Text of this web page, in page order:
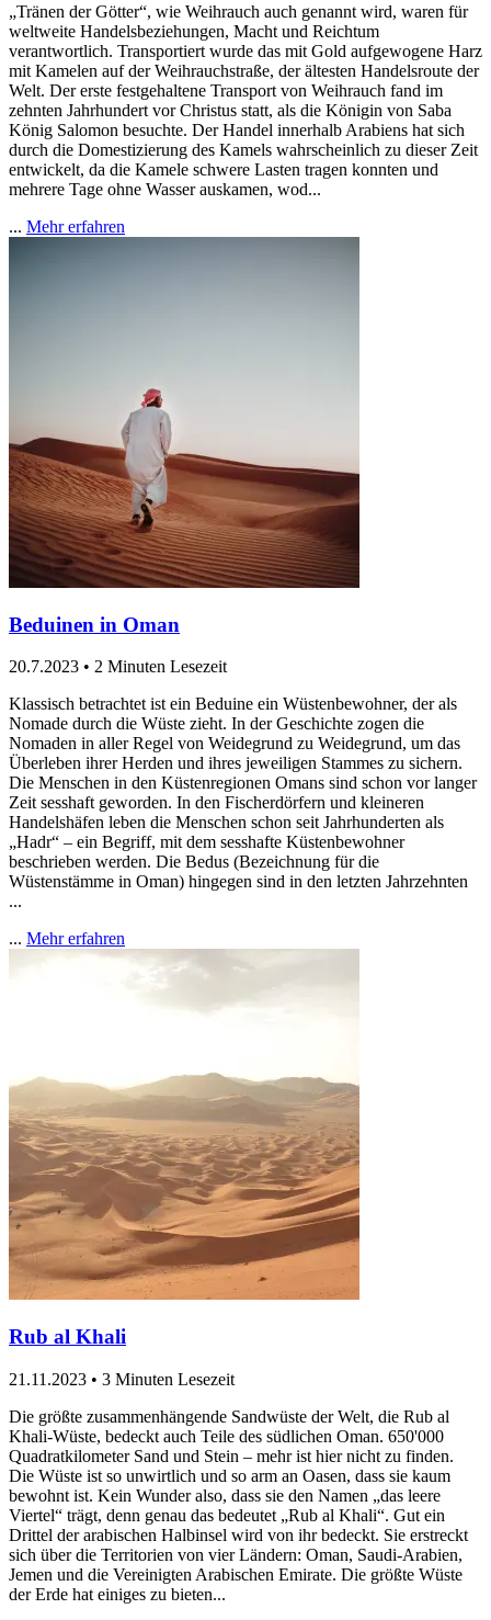
„Tränen der Götter“, wie Weihrauch auch genannt wird, waren für
weltweite Handelsbeziehungen, Macht und Reichtum
verantwortlich. Transportiert wurde das mit Gold aufgewogene Harz
mit Kamelen auf der Weihrauchstraße, der ältesten Handelsroute der
Welt. Der erste festgehaltene Transport von Weihrauch fand im
zehnten Jahrhundert vor Christus statt, als die Königin von Saba
König Salomon besuchte. Der Handel innerhalb Arabiens hat sich
durch die Domestizierung des Kamels wahrscheinlich zu dieser Zeit
entwickelt, da die Kamele schwere Lasten tragen konnten und
mehrere Tage ohne Wasser auskamen, wod...
... Mehr erfahren
Beduinen in Oman
20.7.2023 • 2 Minuten Lesezeit
Klassisch betrachtet ist ein Beduine ein Wüstenbewohner, der als
Nomade durch die Wüste zieht. In der Geschichte zogen die
Nomaden in aller Regel von Weidegrund zu Weidegrund, um das
Überleben ihrer Herden und ihres jeweiligen Stammes zu sichern.
Die Menschen in den Küstenregionen Omans sind schon vor langer
Zeit sesshaft geworden. In den Fischerdörfern und kleineren
Handelshäfen leben die Menschen schon seit Jahrhunderten als
„Hadr“ – ein Begriff, mit dem sesshafte Küstenbewohner
beschrieben werden. Die Bedus (Bezeichnung für die
Wüstenstämme in Oman) hingegen sind in den letzten Jahrzehnten
...
... Mehr erfahren
Rub al Khali
21.11.2023 • 3 Minuten Lesezeit
Die größte zusammenhängende Sandwüste der Welt, die Rub al
Khali-Wüste, bedeckt auch Teile des südlichen Oman. 650'000
Quadratkilometer Sand und Stein – mehr ist hier nicht zu finden.
Die Wüste ist so unwirtlich und so arm an Oasen, dass sie kaum
bewohnt ist. Kein Wunder also, dass sie den Namen „das leere
Viertel“ trägt, denn genau das bedeutet „Rub al Khali“. Gut ein
Drittel der arabischen Halbinsel wird von ihr bedeckt. Sie erstreckt
sich über die Territorien von vier Ländern: Oman, Saudi-Arabien,
Jemen und die Vereinigten Arabischen Emirate. Die größte Wüste
der Erde hat einiges zu bieten...